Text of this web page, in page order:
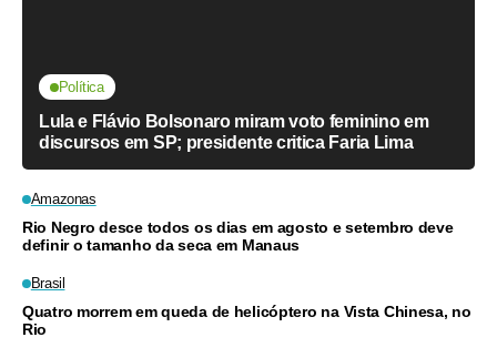
Política
Lula e Flávio Bolsonaro miram voto feminino em
discursos em SP; presidente critica Faria Lima
Amazonas
Rio Negro desce todos os dias em agosto e setembro deve
definir o tamanho da seca em Manaus
Brasil
Quatro morrem em queda de helicóptero na Vista Chinesa, no
Rio